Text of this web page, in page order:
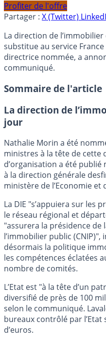
Profiter de l'offre
Partager : X (Twitter)
La direction de l’immobilier
substitue au service
directrice nommée, a
communiqué.
Sommaire de l'article
La direction de
jour
Nathalie Morin a été
ministres à la tête de
d’organisation a été
à la direction générale
ministère de l’Economie et
La DIE "s’appuiera sur les
le réseau régional et
"assurera la présidence
l’immobilier public
désormais la politique
les compétences éclatées
nombre de comités.
L’Etat est "à la tête d’un
diversifié de près de 100
selon le communiqué.
bureaux contrôlé par l’Etat
d’euros.